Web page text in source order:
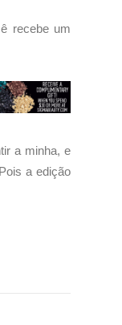
recebe um
a minha, e
a edição